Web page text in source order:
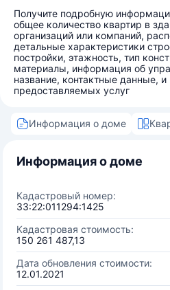
Получите подробную
общее количество квартир в
организаций или компаний,
детальные характеристики
постройки, этажность, тип
материалы, информация об
название, контактные данные, и
предоставляемых услуг
Информация о доме
Информация о доме
Кадастровый номер:
33:22:011294:1425
Кадастровая стоимость:
150 261 487,13
Дата обновления стоимости:
12.01.2021